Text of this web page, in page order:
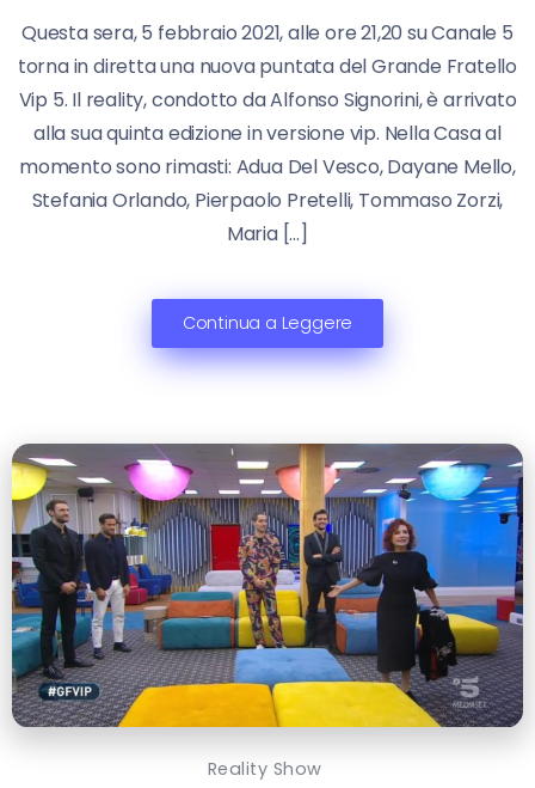
Questa sera, 5 febbraio 2021, alle ore 21,20 su Canale 5
torna in diretta una nuova puntata del Grande Fratello
Vip 5. Il reality, condotto da Alfonso Signorini, è arrivato
alla sua quinta edizione in versione vip. Nella Casa al
momento sono rimasti: Adua Del Vesco, Dayane Mello,
Stefania Orlando, Pierpaolo Pretelli, Tommaso Zorzi,
Maria […]
Continua a Leggere
Reality Show